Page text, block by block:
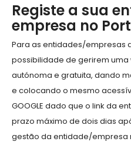
Registe a sua
empresa no
Para as entidades/empresas
possibilidade de gerirem
autónoma e gratuita, dando
e colocando o mesmo
GOOGLE dado que o link da
prazo máximo de dois dias
gestão da entidade/empresa